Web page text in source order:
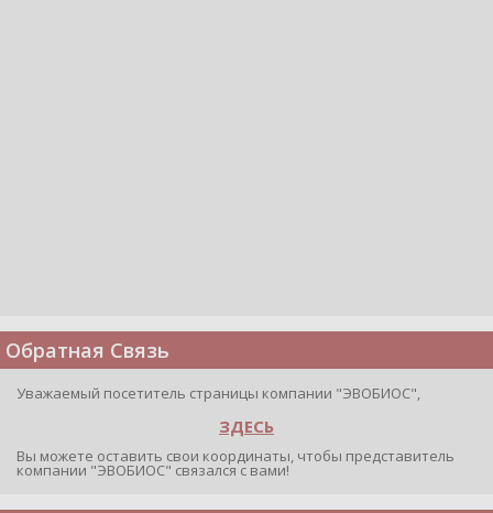
Обратная Связь
Уважаемый посетитель страницы компании "ЭВОБИОС",
ЗДЕСЬ
Вы можете оставить свои координаты, чтобы представитель
компании "ЭВОБИОС" связался с вами!